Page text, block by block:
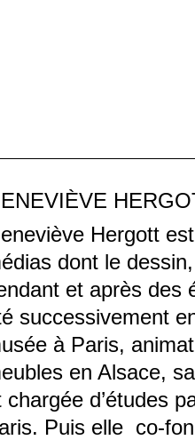
Hergott
dont le
et après des
successivement
à Paris,
en Alsace,
chargée d’études
Puis elle co-